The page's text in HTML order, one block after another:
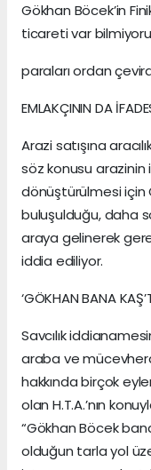
Gökhan Böcek’in
ticareti var
paraları ordan
EMLAKÇININ DA
Arazi satışına
söz konusu arazinin
dönüştürülmesi için
buluşulduğu, daha
araya gelinerek
iddia ediliyor.
‘GÖKHAN BANA
Savcılık
araba ve
hakkında birçok
olan H.T.A.’nın
“Gökhan Böcek
olduğun tarla yol